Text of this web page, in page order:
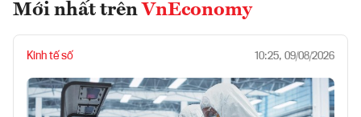
Mới nhất trên VnEconomy
Kinh tế số 10:25, 09/08/2026